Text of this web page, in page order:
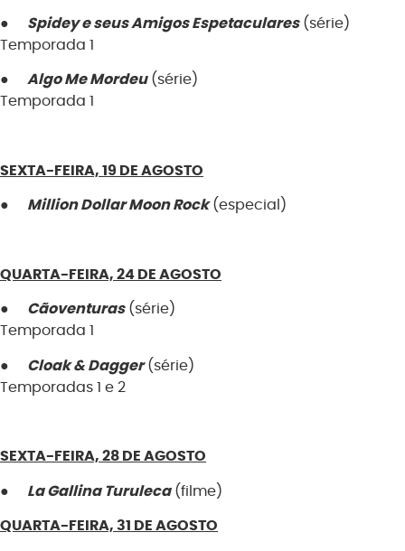
● Spidey e seus Amigos Espetaculares(série)
Temporada 1
● Algo Me Mordeu(série)
Temporada 1
SEXTA-FEIRA, 19 DE AGOSTO
● Million Dollar Moon Rock(especial)
QUARTA-FEIRA, 24 DE AGOSTO
● Cãoventuras(série)
Temporada 1
● Cloak & Dagger(série)
Temporadas 1 e 2
SEXTA-FEIRA, 28 DE AGOSTO
● La Gallina Turuleca(filme)
QUARTA-FEIRA, 31 DE AGOSTO